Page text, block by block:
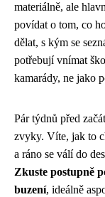
materiálně, ale
povídat o tom, co
dělat, s kým se
potřebují vnímat
kamarády, ne jako
Pár týdnů před
zvyky. Víte, jak to
a ráno se válí do
Zkuste postupně
buzení, ideálně